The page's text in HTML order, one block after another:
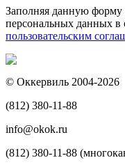
Заполняя данную форму
персональных данных в
пользовательским
© Оккервиль 2004-2026
(812) 380-11-88
info@okok.ru
(812) 380-11-88